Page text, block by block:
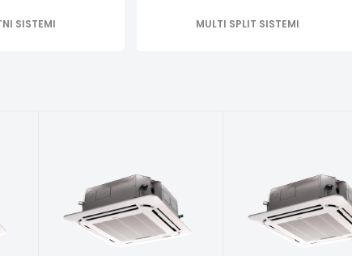
SISTEMI MULTI SPLIT SISTEMI